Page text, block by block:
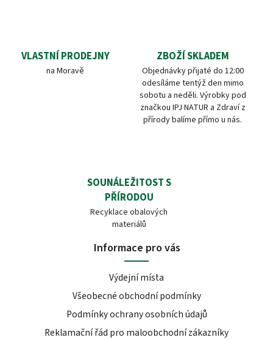
VLASTNÍ PRODEJNY
na Moravě
ZBOŽÍ SKLADEM
Objednávky přijaté do 12:00
odesíláme tentýž den mimo
sobotu a neděli. Výrobky pod
značkou IPJ NATUR a Zdraví z
přírody balíme přímo u nás.
SOUNÁLEŽITOST S
PŘÍRODOU
Recyklace obalových
materiálů
Informace pro vás
Výdejní místa
Všeobecné obchodní podmínky
Podmínky ochrany osobních údajů
Reklamační řád pro maloobchodní zákazníky